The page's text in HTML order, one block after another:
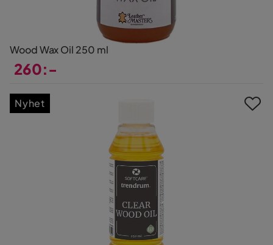
Wood Wax Oil 250 ml
260:-
Nyhet